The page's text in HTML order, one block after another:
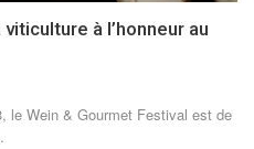
à l’honneur au
le Wein & Gourmet Festival est de